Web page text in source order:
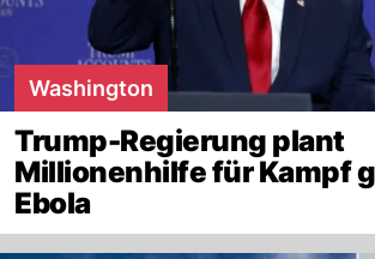
Washington
Trump-Regierung plant
Millionenhilfe für Kampf
Ebola